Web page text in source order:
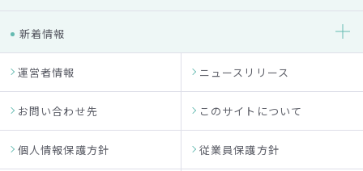
新着情報
運営者情報 ニュースリリース
お問い合わせ先 このサイトについて
個人情報保護方針 従業員保護方針